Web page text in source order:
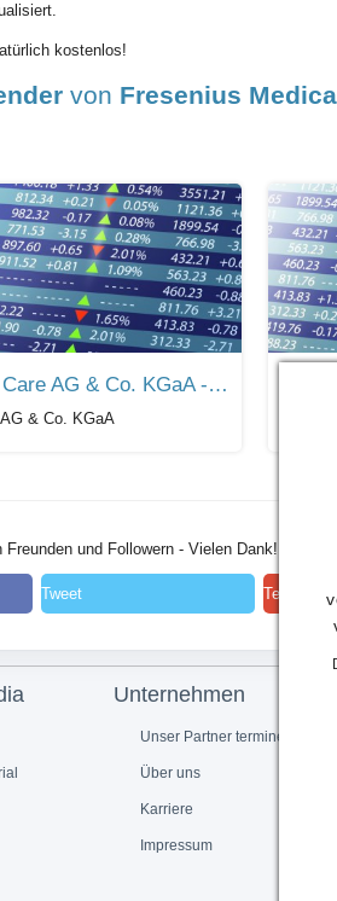
kostenlos!
von Fresenius
Fresenius Medical Care AG & Co. KGaA - Finanzkalender
& Co. KGaA
und Followern - Vielen Dank!
Tweet Teilen
Unternehmen
Unser Partner termine.de
Über uns
Karriere
Impressum